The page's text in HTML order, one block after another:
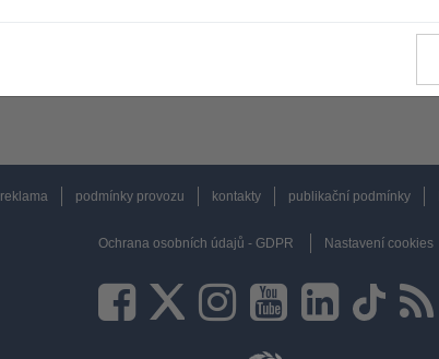
reklama podmínky provozu kontakty publikační podmínky
Ochrana osobních údajů - GDPR Nastavení cookies